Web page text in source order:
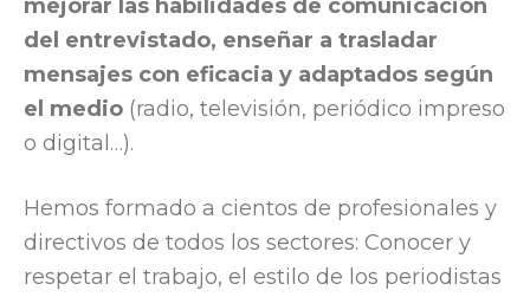
mejorar las habilidades de comunicación
del entrevistado, enseñar a trasladar
mensajes con eficacia y adaptados según
el medio (radio, televisión, periódico impreso
o digital…).
Hemos formado a cientos de profesionales y
directivos de todos los sectores: Conocer y
respetar el trabajo, el estilo de los periodistas